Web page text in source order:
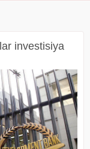
investisiya